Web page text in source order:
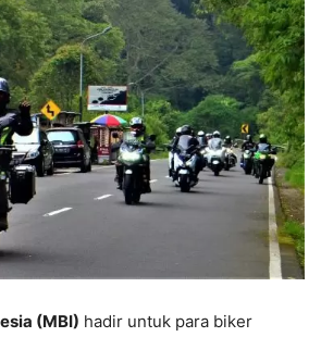
(MBI) hadir untuk para biker